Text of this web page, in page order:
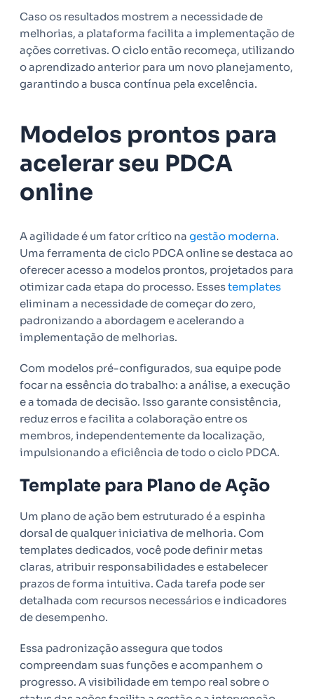
Caso os resultados mostrem a necessidade de
melhorias, a plataforma facilita a implementação de
ações corretivas. O ciclo então recomeça, utilizando
o aprendizado anterior para um novo planejamento,
garantindo a busca contínua pela excelência.
Modelos prontos para
acelerar seu PDCA
online
A agilidade é um fator crítico na gestão moderna.
Uma ferramenta de ciclo PDCA online se destaca ao
oferecer acesso a modelos prontos, projetados para
otimizar cada etapa do processo. Essestemplates
eliminam a necessidade de começar do zero,
padronizando a abordagem e acelerando a
implementação de melhorias.
Com modelos pré-configurados, sua equipe pode
focar na essência do trabalho: a análise, a execução
e a tomada de decisão. Isso garante consistência,
reduz erros e facilita a colaboração entre os
membros, independentemente da localização,
impulsionando a eficiência de todo o ciclo PDCA.
Template para Plano de Ação
Um plano de ação bem estruturado é a espinha
dorsal de qualquer iniciativa de melhoria. Com
templates dedicados, você pode definir metas
claras, atribuir responsabilidades e estabelecer
prazos de forma intuitiva. Cada tarefa pode ser
detalhada com recursos necessários e indicadores
de desempenho.
Essa padronização assegura que todos
compreendam suas funções e acompanhem o
progresso. A visibilidade em tempo real sobre o